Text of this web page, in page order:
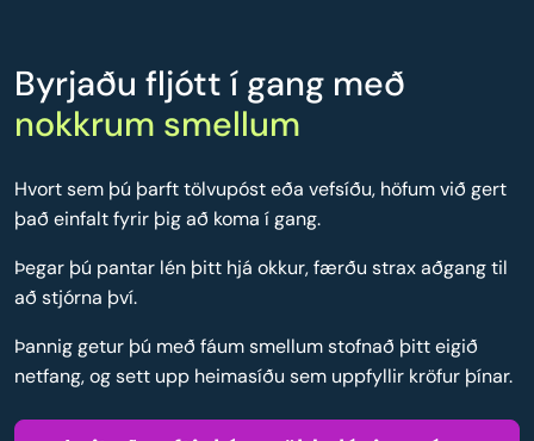
Byrjaðu fljótt í gang með
nokkrum smellum
Hvort sem þú þarft tölvupóst eða vefsíðu, höfum við gert
það einfalt fyrir þig að koma í gang.
Þegar þú pantar lén þitt hjá okkur, færðu strax aðgang til
að stjórna því.
Þannig getur þú með fáum smellum stofnað þitt eigið
netfang, og sett upp heimasíðu sem uppfyllir kröfur þínar.